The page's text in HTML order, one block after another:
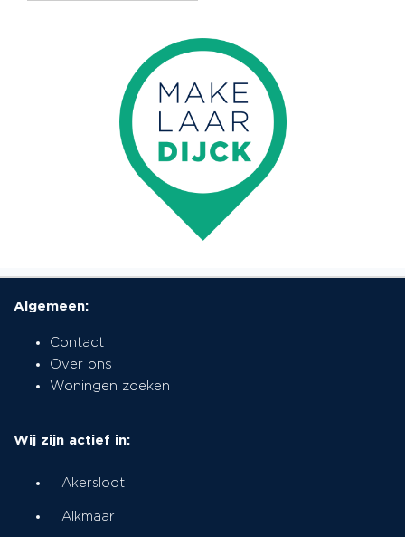
Algemeen:
Contact
Over ons
Woningen zoeken
Wij zijn actief in:
Akersloot
Alkmaar